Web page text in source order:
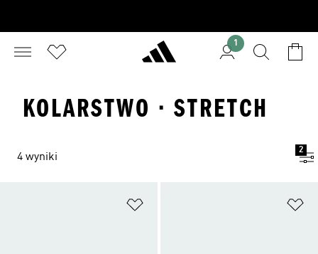
1
KOLARSTWO · STRETCH
4 wyniki
2